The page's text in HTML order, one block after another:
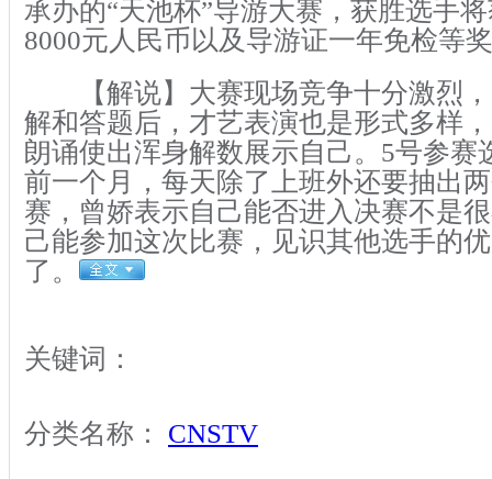
承办的“天池杯”导游大赛，获胜选手
8000元人民币以及导游证一年免检等
【解说】大赛现场竞争十分激烈，
解和答题后，才艺表演也是形式多样
朗诵使出浑身解数展示自己。5号参赛
前一个月，每天除了上班外还要抽出
赛，曾娇表示自己能否进入决赛不是
己能参加这次比赛，见识其他选手的
了。
关键词：
分类名称： CNSTV